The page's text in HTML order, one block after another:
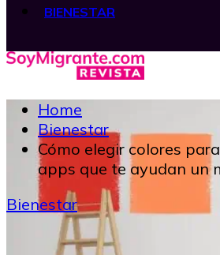
BIENESTAR
Home
Bienestar
Cómo elegir colores
apps que te ayudan un
Bienestar